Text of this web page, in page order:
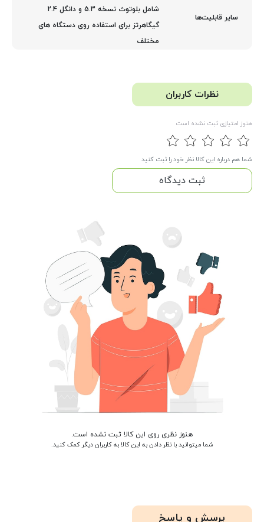
سایر قابلیت‌ها
شامل بلوتوث نسخه 5.3 و دانگل 2.4
گیگاهرتز برای استفاده روی دستگاه های
مختلف
نظرات کاربران
هنوز امتیازی ثبت نشده است
شما هم درباره این کالا نظر خود را ثبت کنید
ثبت دیدگاه
هنوز نظری روی این کالا ثبت نشده است.
شما میتوانید با نظر دادن به این کالا به کاربران دیگر کمک کنید.
پرسش و پاسخ